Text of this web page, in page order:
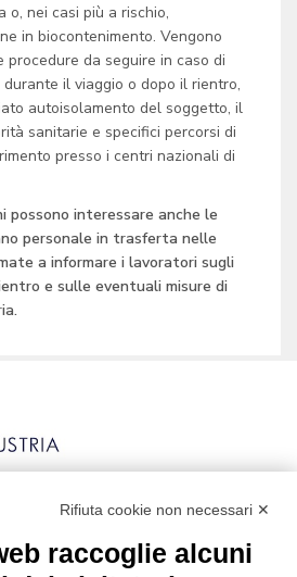
nei casi più a rischio,
in biocontenimento. Vengono
da seguire in caso di
durante il viaggio o dopo il rientro,
autoisolamento del soggetto, il
sanitarie e specifici percorsi di
presso i centri nazionali di
possono interessare anche le
personale in trasferta nelle
a informare i lavoratori sugli
e sulle eventuali misure di
| PEC:
Rifiuta cookie non necessari ✕
raccoglie alcuni